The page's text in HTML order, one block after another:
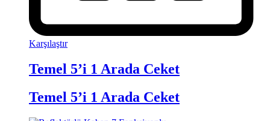
Karşılaştır
Temel 5’i 1 Arada Ceket
Temel 5’i 1 Arada Ceket